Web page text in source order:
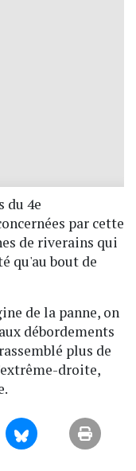
du 4e
par cette
de riverains qui
qu'au bout de
de la panne, on
débordements
plus de
droite,